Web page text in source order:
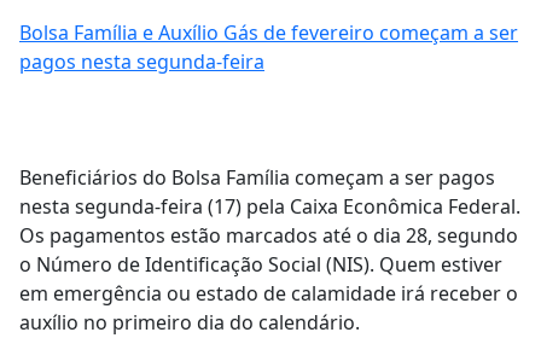
Bolsa Família e Auxílio Gás de fevereiro começam a ser
pagos nesta segunda-feira
Beneficiários do Bolsa Família começam a ser pagos
nesta segunda-feira (17) pela Caixa Econômica Federal.
Os pagamentos estão marcados até o dia 28, segundo
o Número de Identificação Social (NIS). Quem estiver
em emergência ou estado de calamidade irá receber o
auxílio no primeiro dia do calendário.